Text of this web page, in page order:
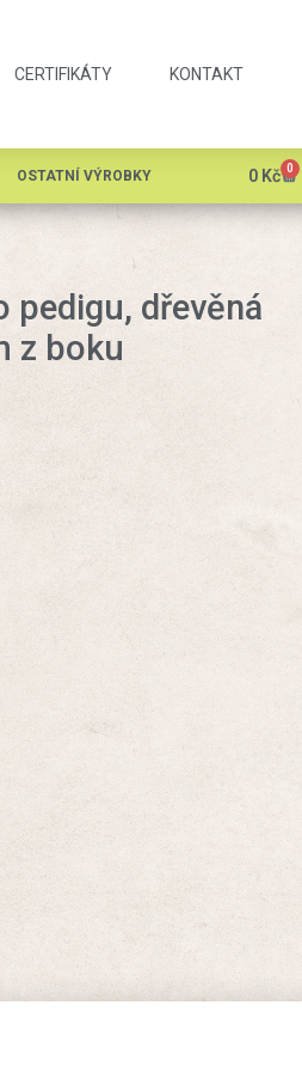
CERTIFIKÁTY KONTAKT
OSTATNÍ VÝROBKY 0 Kč 0
pedigu, dřevěná
z boku